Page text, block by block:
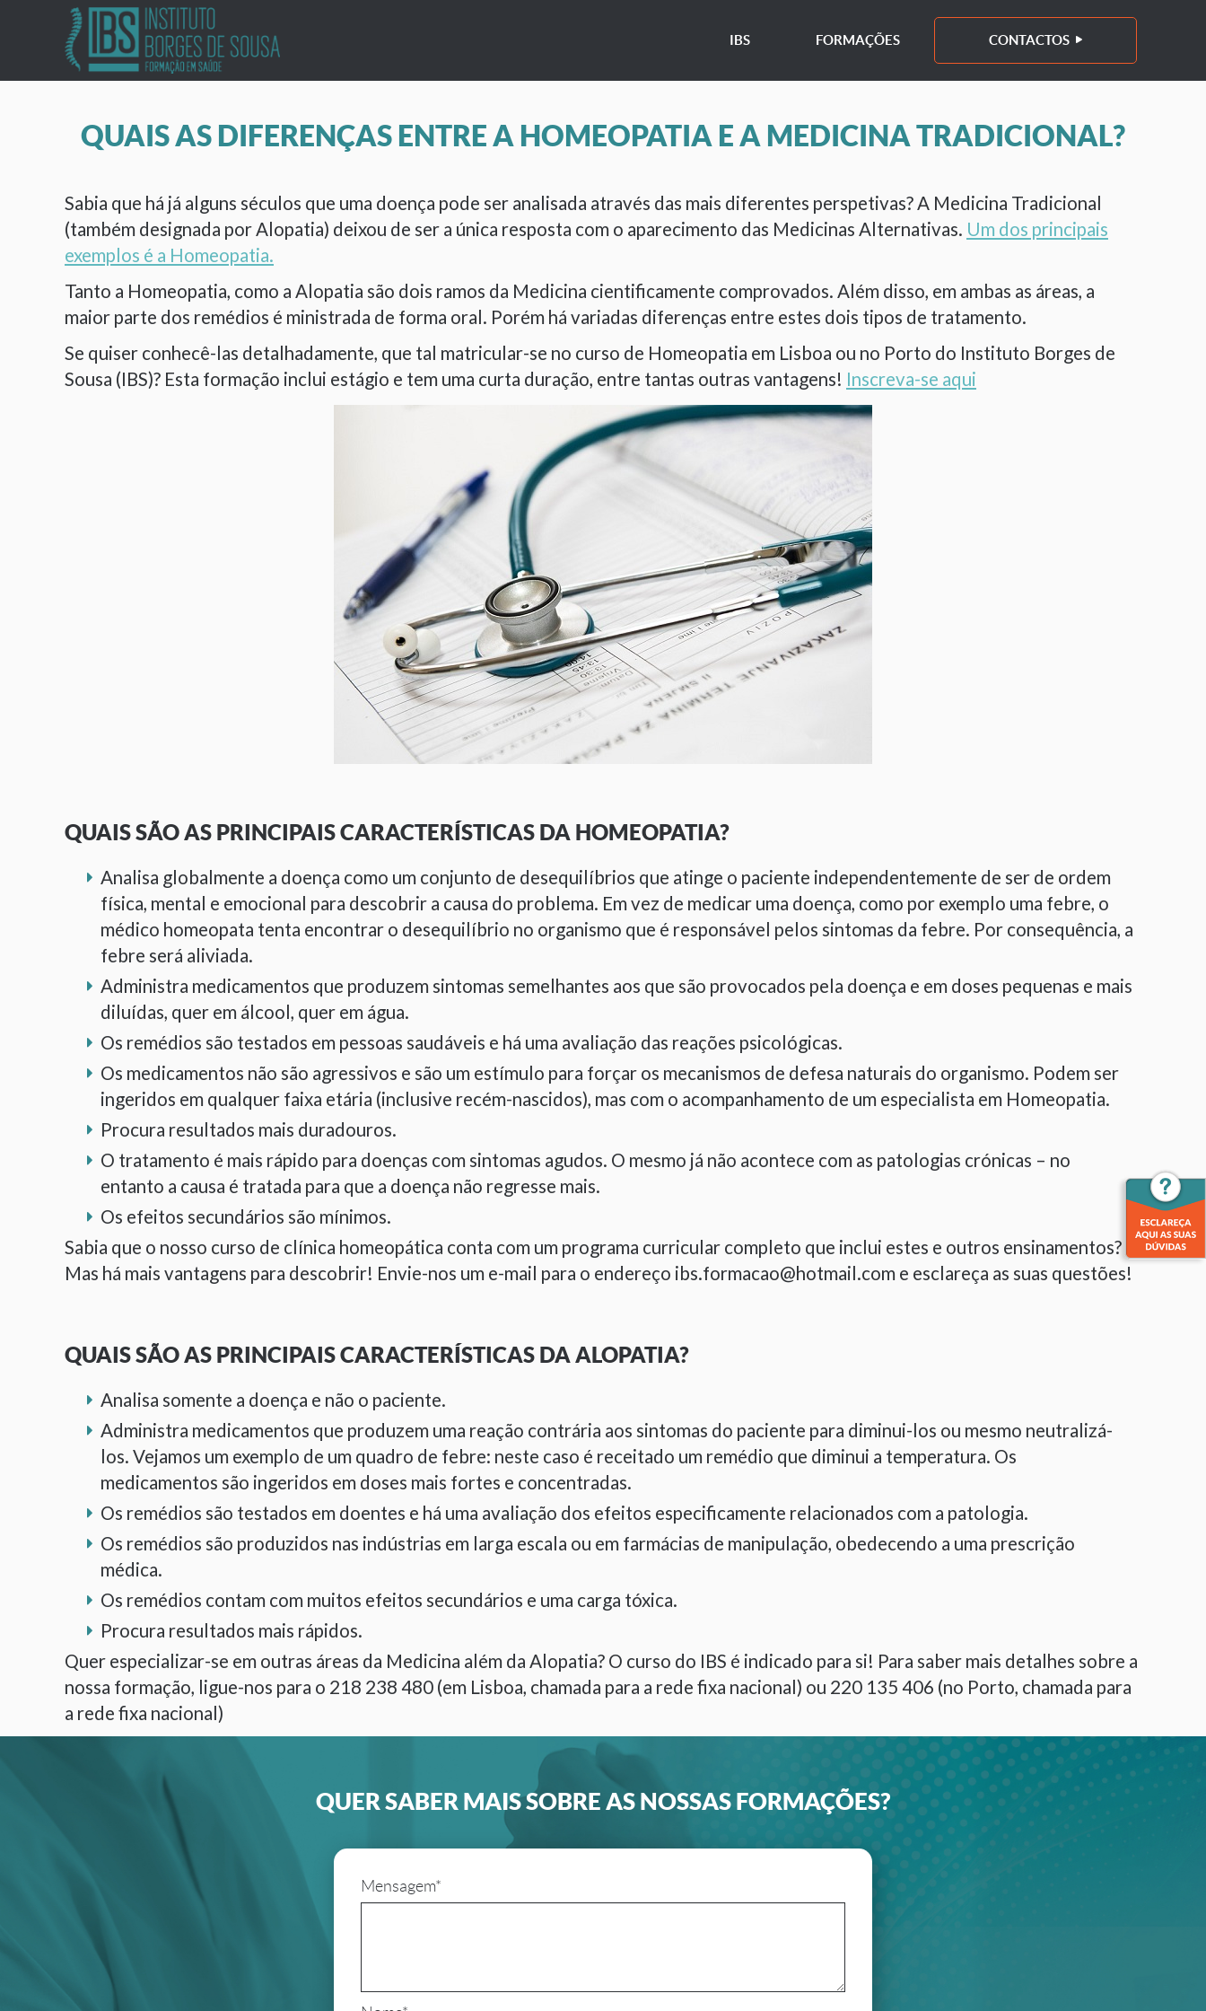
IBS FORMAÇÕES CONTACTOS
QUAIS AS DIFERENÇAS ENTRE A HOMEOPATIA E A MEDICINA TRADICIONAL?
Sabia que há já alguns séculos que uma doença pode ser analisada através das mais diferentes perspetivas? A Medicina Tradicional
(também designada por Alopatia) deixou de ser a única resposta com o aparecimento das Medicinas Alternativas. Um dos principais
exemplos é a Homeopatia.
Tanto a Homeopatia, como a Alopatia são dois ramos da Medicina cientificamente comprovados. Além disso, em ambas as áreas, a
maior parte dos remédios é ministrada de forma oral. Porém há variadas diferenças entre estes dois tipos de tratamento.
Se quiser conhecê-las detalhadamente, que tal matricular-se no curso de Homeopatia em Lisboa ou no Porto do Instituto Borges de
Sousa (IBS)? Esta formação inclui estágio e tem uma curta duração, entre tantas outras vantagens! Inscreva-se aqui
QUAIS SÃO AS PRINCIPAIS CARACTERÍSTICAS DA HOMEOPATIA?
Analisa globalmente a doença como um conjunto de desequilíbrios que atinge o paciente independentemente de ser de ordem
física, mental e emocional para descobrir a causa do problema. Em vez de medicar uma doença, como por exemplo uma febre, o
médico homeopata tenta encontrar o desequilíbrio no organismo que é responsável pelos sintomas da febre. Por consequência, a
febre será aliviada.
Administra medicamentos que produzem sintomas semelhantes aos que são provocados pela doença e em doses pequenas e mais
diluídas, quer em álcool, quer em água.
Os remédios são testados em pessoas saudáveis e há uma avaliação das reações psicológicas.
Os medicamentos não são agressivos e são um estímulo para forçar os mecanismos de defesa naturais do organismo. Podem ser
ingeridos em qualquer faixa etária (inclusive recém-nascidos), mas com o acompanhamento de um especialista em Homeopatia.
Procura resultados mais duradouros.
O tratamento é mais rápido para doenças com sintomas agudos. O mesmo já não acontece com as patologias crónicas – no
entanto a causa é tratada para que a doença não regresse mais.
Os efeitos secundários são mínimos.
Sabia que o nosso curso de clínica homeopática conta com um programa curricular completo que inclui estes e outros ensinamentos?
Mas há mais vantagens para descobrir! Envie-nos um e-mail para o endereço ibs.formacao@hotmail.com e esclareça as suas questões!
QUAIS SÃO AS PRINCIPAIS CARACTERÍSTICAS DA ALOPATIA?
Analisa somente a doença e não o paciente.
Administra medicamentos que produzem uma reação contrária aos sintomas do paciente para diminui-los ou mesmo neutralizá-
los. Vejamos um exemplo de um quadro de febre: neste caso é receitado um remédio que diminui a temperatura. Os
medicamentos são ingeridos em doses mais fortes e concentradas.
Os remédios são testados em doentes e há uma avaliação dos efeitos especificamente relacionados com a patologia.
Os remédios são produzidos nas indústrias em larga escala ou em farmácias de manipulação, obedecendo a uma prescrição
médica.
Os remédios contam com muitos efeitos secundários e uma carga tóxica.
Procura resultados mais rápidos.
Quer especializar-se em outras áreas da Medicina além da Alopatia? O curso do IBS é indicado para si! Para saber mais detalhes sobre a
nossa formação, ligue-nos para o 218 238 480 (em Lisboa, chamada para a rede fixa nacional) ou 220 135 406 (no Porto, chamada para
a rede fixa nacional)
QUER SABER MAIS SOBRE AS NOSSAS FORMAÇÕES?
Mensagem*